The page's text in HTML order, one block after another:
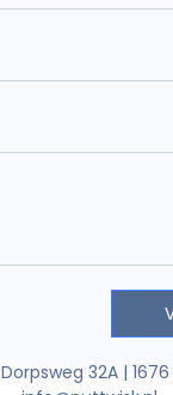
Dorpsweg 32A |